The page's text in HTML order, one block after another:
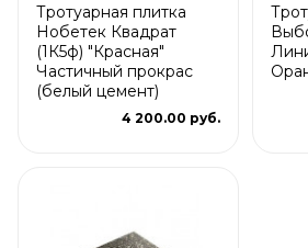
Тротуарная плитка
Нобетек Квадрат
(1К5ф) "Красная"
Частичный прокрас
(белый цемент)
4 200.00 руб.